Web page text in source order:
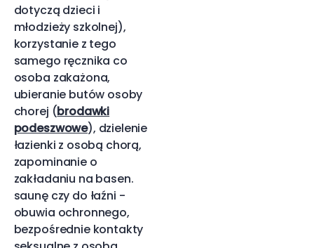
dotyczą dzieci i
młodzieży szkolnej),
korzystanie z tego
samego ręcznika co
osoba zakażona,
ubieranie butów osoby
chorej (brodawki
podeszwowe), dzielenie
łazienki z osobą chorą,
zapominanie o
zakładaniu na basen.
saunę czy do łaźni -
obuwia ochronnego,
bezpośrednie kontakty